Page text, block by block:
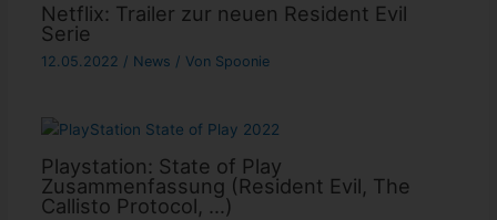
Netflix: Trailer zur neuen Resident Evil
Serie
12.05.2022 / News / Von Spoonie
Playstation: State of Play
Zusammenfassung (Resident Evil, The
Callisto Protocol, …)